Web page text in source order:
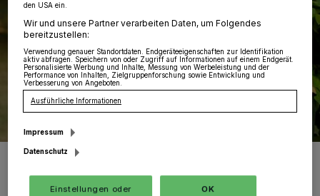
Die Paschkes werden nach dreijähriger Wartezeit endlich zum
den USA ein.
Wir und unsere Partner verarbeiten Daten, um Folgendes
bereitzustellen:
Verwendung genauer Standortdaten. Endgeräteeigenschaften zur Identifikation
aktiv abfragen. Speichern von oder Zugriff auf Informationen auf einem Endgerät.
Personalisierte Werbung und Inhalte, Messung von Werbeleistung und der
Performance von Inhalten, Zielgruppenforschung sowie Entwicklung und
Verbesserung von Angeboten.
Ausführliche Informationen
Impressum
Datenschutz
Einstellungen oder
OK